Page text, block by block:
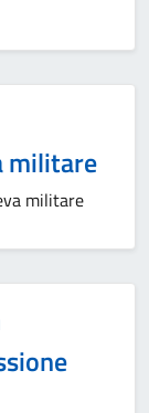
militare
militare